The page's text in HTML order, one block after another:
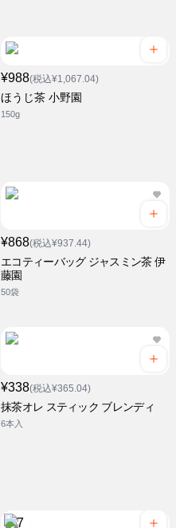
¥988(税込¥1,067.04)
ほうじ茶 小野園
150g
¥868(税込¥937.44)
エコティーバッグ ジャスミン茶 伊
藤園
50袋
¥338(税込¥365.04)
抹茶オレ スティック ブレンディ
6本入